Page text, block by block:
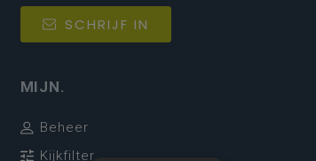
SCHRIJF IN
MIJN.
Beheer
Kijkfilter